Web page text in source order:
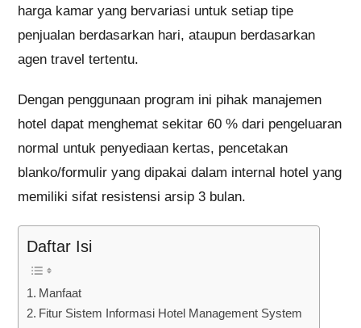
harga kamar yang bervariasi untuk setiap tipe
penjualan berdasarkan hari, ataupun berdasarkan
agen travel tertentu.
Dengan penggunaan program ini pihak manajemen
hotel dapat menghemat sekitar 60 % dari pengeluaran
normal untuk penyediaan kertas, pencetakan
blanko/formulir yang dipakai dalam internal hotel yang
memiliki sifat resistensi arsip 3 bulan.
Daftar Isi
Manfaat
Fitur Sistem Informasi Hotel Management System